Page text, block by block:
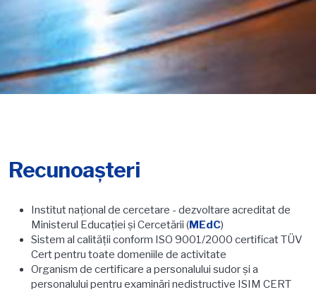
Recunoașteri
Institut naţional de cercetare - dezvoltare acreditat de
Ministerul Educaţiei şi Cercetării (MEdC)
Sistem al calităţii conform ISO 9001/2000 certificat TÜV
Cert pentru toate domeniile de activitate
Organism de certificare a personalului sudor şi a
personalului pentru examinări nedistructive ISIM CERT